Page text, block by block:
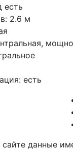
есть
2.6 м
есть
данные